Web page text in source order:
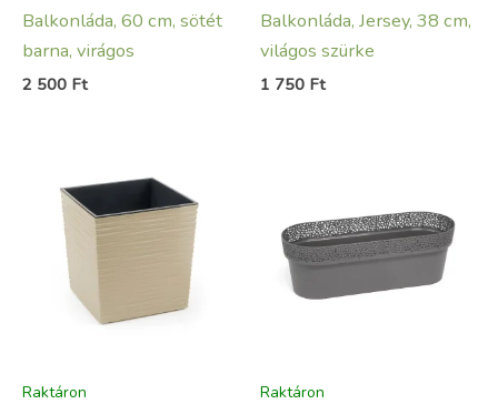
Balkonláda, 60 cm, sötét
barna, virágos
2 500 Ft
Balkonláda, Jersey, 38 cm,
világos szürke
1 750 Ft
Raktáron Raktáron